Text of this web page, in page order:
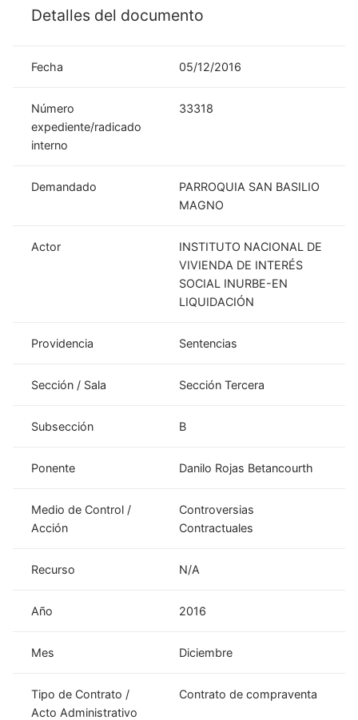
Detalles del documento
Fecha 05/12/2016
Número
expediente/radicado
interno
33318
Demandado
PARROQUIA SAN BASILIO
MAGNO
Actor
INSTITUTO NACIONAL DE
VIVIENDA DE INTERÉS
SOCIAL INURBE-EN
LIQUIDACIÓN
Providencia Sentencias
Sección / Sala Sección Tercera
Subsección B
Ponente Danilo Rojas Betancourth
Medio de Control /
Acción
Controversias
Contractuales
Recurso N/A
Año 2016
Mes Diciembre
Tipo de Contrato /
Acto Administrativo
Contrato de compraventa